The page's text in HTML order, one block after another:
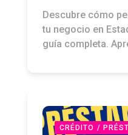
Descubre cómo
tu negocio en
guía completa.
CRÉDITO /